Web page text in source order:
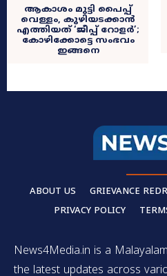
ആകാശം മുട്ടി പൈപ്പ്
വെള്ളം, കുഴിയടക്കാൻ
എത്തിയത് ‘ജീപ്പ് റോളർ’;
കോഴിക്കോട്ടെ സംഭവം
ഇങ്ങനെ
ABOUT US GRIEVANCE
PRIVACY POLICY
News4Media.in is a
the latest updates across